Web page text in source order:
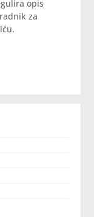
opis
za